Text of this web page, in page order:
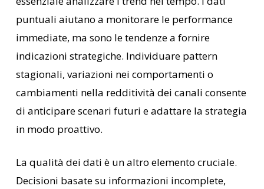
puntuali aiutano a monitorare le performance
immediate, ma sono le tendenze a fornire
indicazioni strategiche. Individuare pattern
stagionali, variazioni nei comportamenti o
cambiamenti nella redditività dei canali consente
di anticipare scenari futuri e adattare la strategia
in modo proattivo.
La qualità dei dati è un altro elemento cruciale.
Decisioni basate su informazioni incomplete,